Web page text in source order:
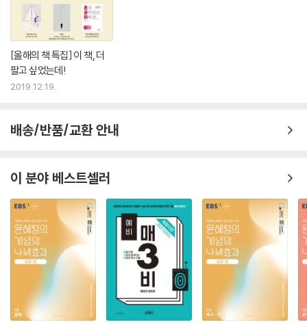
[올해의 책 특집] 이 책, 더
팔고 싶었는데!
2019.12.19.
배송/반품/교환 안내
이 분야 베스트셀러